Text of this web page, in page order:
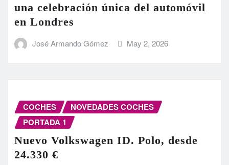
una celebración única del automóvil
en Londres
José Armando Gómez May 2, 2026
COCHES
NOVEDADES COCHES
PORTADA 1
Nuevo Volkswagen ID. Polo, desde
24.330 €